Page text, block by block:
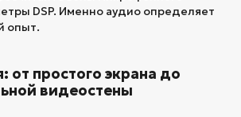
DSP. Именно аудио определяет
опыт.
от простого экрана до
видеостены